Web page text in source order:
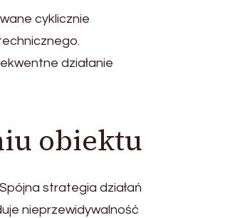
cyklicznie
działanie
obiektu
strategia działań
nieprzewidywalność